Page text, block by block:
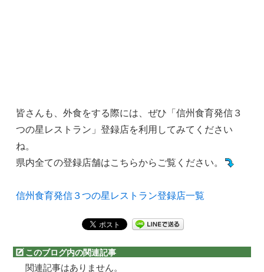
皆さんも、外食をする際には、ぜひ「信州食育発信３
つの星レストラン」登録店を利用してみてください
ね。
県内全ての登録店舗はこちらからご覧ください。
信州食育発信３つの星レストラン登録店一覧
このブログ内の関連記事
関連記事はありません。